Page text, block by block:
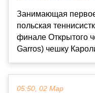
Занимающая
польская
финале Открытого
Garros) чешку
05:50, 02 Мар